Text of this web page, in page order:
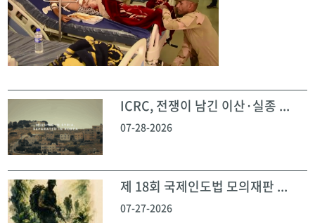
ICRC, 전쟁이 남긴 이산·실종 ...
07-28-2026
제 18회 국제인도법 모의재판 ...
07-27-2026